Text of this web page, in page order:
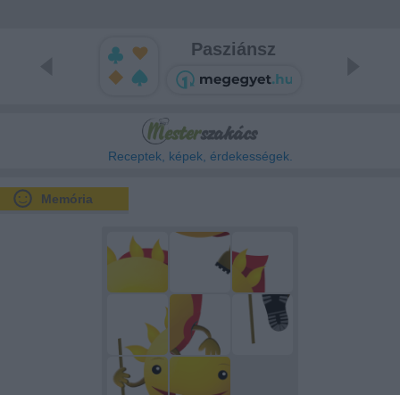
Memória
Pasziánsz
Receptek, képek, érdekességek.